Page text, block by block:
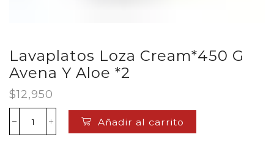
Lavaplatos Loza Cream*450 G
Avena Y Aloe *2
$12,950
Lavaplatos
Loza
Añadir al carrito